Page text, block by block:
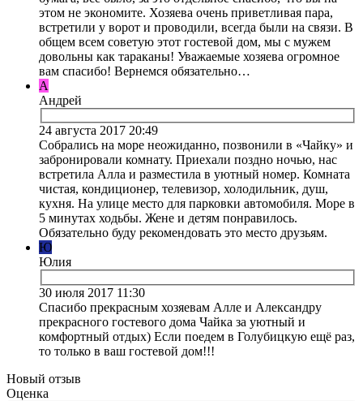
этом не экономите. Хозяева очень приветливая пара,
встретили у ворот и проводили, всегда были на связи. В
общем всем советую этот гостевой дом, мы с мужем
довольны как тараканы! Уважаемые хозяева огромное
вам спасибо! Вернемся обязательно…
А
Андрей
24 августа 2017 20:49
Собрались на море неожиданно, позвонили в «Чайку» и
забронировали комнату. Приехали поздно ночью, нас
встретила Алла и разместила в уютный номер. Комната
чистая, кондиционер, телевизор, холодильник, душ,
кухня. На улице место для парковки автомобиля. Море в
5 минутах ходьбы. Жене и детям понравилось.
Обязательно буду рекомендовать это место друзьям.
Ю
Юлия
30 июля 2017 11:30
Спасибо прекрасным хозяевам Алле и Александру
прекрасного гостевого дома Чайка за уютный и
комфортный отдых) Если поедем в Голубицкую ещё раз,
то только в ваш гостевой дом!!!
Новый отзыв
Оценка